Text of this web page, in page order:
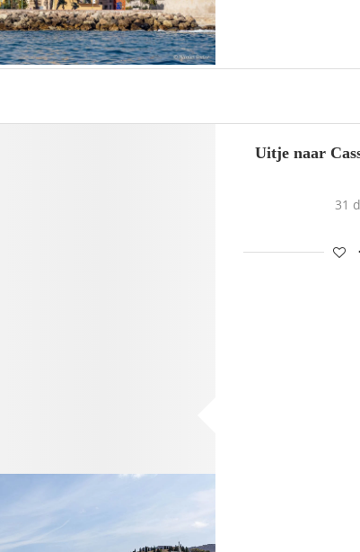
Uitje naar
31